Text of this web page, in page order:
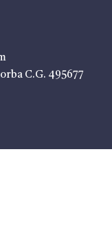
C.G. 495677